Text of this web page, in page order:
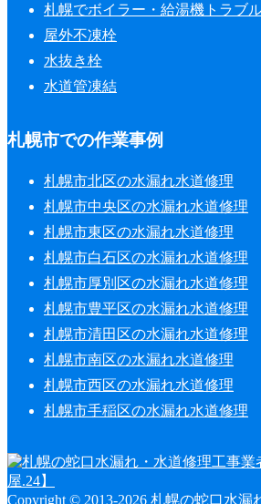
札幌でボイラー・給湯機トラブ
屋外不凍栓
水抜き栓
水道管凍結
札幌市での作業事例
札幌市北区の水漏れ水道修理
札幌市中央区の水漏れ水道修理
札幌市東区の水漏れ水道修理
札幌市白石区の水漏れ水道修理
札幌市厚別区の水漏れ水道修理
札幌市豊平区の水漏れ水道修理
札幌市清田区の水漏れ水道修理
札幌市南区の水漏れ水道修理
札幌市西区の水漏れ水道修理
札幌市手稲区の水漏れ水道修理
Copyright © 2013-2026 札幌の蛇口水